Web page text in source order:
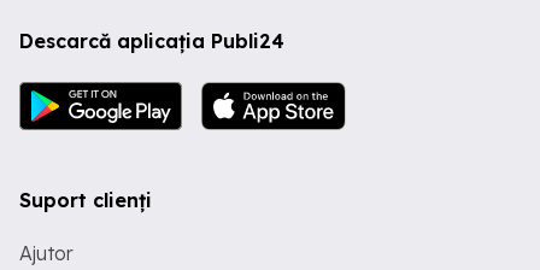
Descarcă aplicația Publi24
Suport clienți
Ajutor